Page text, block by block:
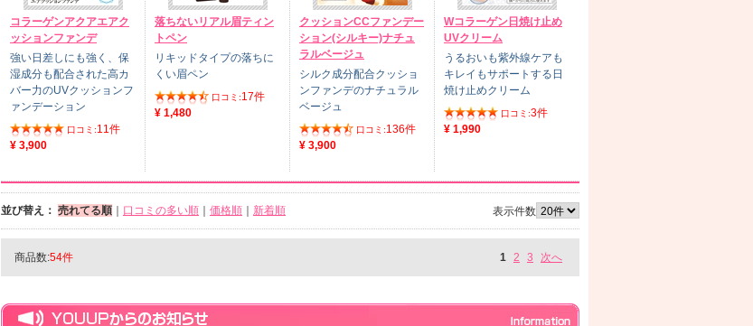
コラーゲンアクアエアク
ッションファンデ
強い日差しにも強く、保
湿成分も配合された高カ
バー力のUVクッションフ
ァンデーション
口コミ:11件
¥ 3,900
落ちないリアル眉ティン
トペン
リキッドタイプの落ちに
くい眉ペン
口コミ:17件
¥ 1,480
クッションCCファンデー
ション(シルキー)ナチュ
ラルベージュ
シルク成分配合クッショ
ンファンデのナチュラル
ベージュ
口コミ:136件
¥ 3,900
Wコラーゲン日焼け止め
UVクリーム
うるおいも紫外線ケアも
キレイもサポートする日
焼け止めクリーム
口コミ:3件
¥ 1,990
並び替え： 売れてる順 口コミの多い順 価格順 新着順 表示件数
商品数:54件 1 2 3 次へ